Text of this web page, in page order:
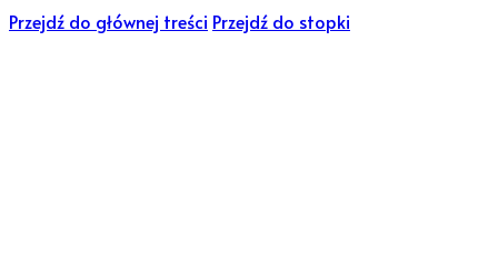
Przejdź do głównej treści Przejdź do stopki